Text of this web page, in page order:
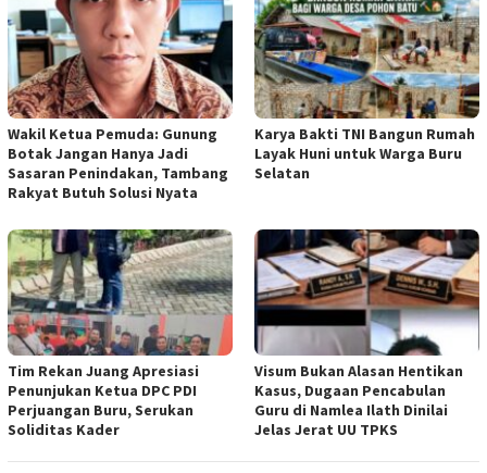
Wakil Ketua Pemuda: Gunung
Botak Jangan Hanya Jadi
Sasaran Penindakan, Tambang
Rakyat Butuh Solusi Nyata
Karya Bakti TNI Bangun Rumah
Layak Huni untuk Warga Buru
Selatan
Tim Rekan Juang Apresiasi
Penunjukan Ketua DPC PDI
Perjuangan Buru, Serukan
Soliditas Kader
Visum Bukan Alasan Hentikan
Kasus, Dugaan Pencabulan
Guru di Namlea Ilath Dinilai
Jelas Jerat UU TPKS